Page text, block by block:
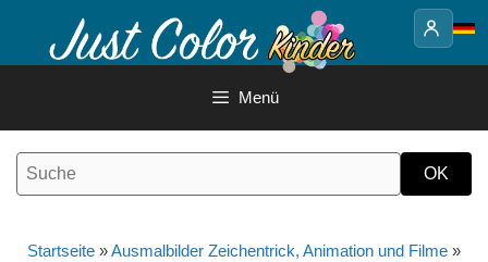
Inhalt
Menü
Startseite »Ausmalbilder Zeichentrick, Animation und Filme »